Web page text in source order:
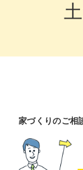
家づくりのご相